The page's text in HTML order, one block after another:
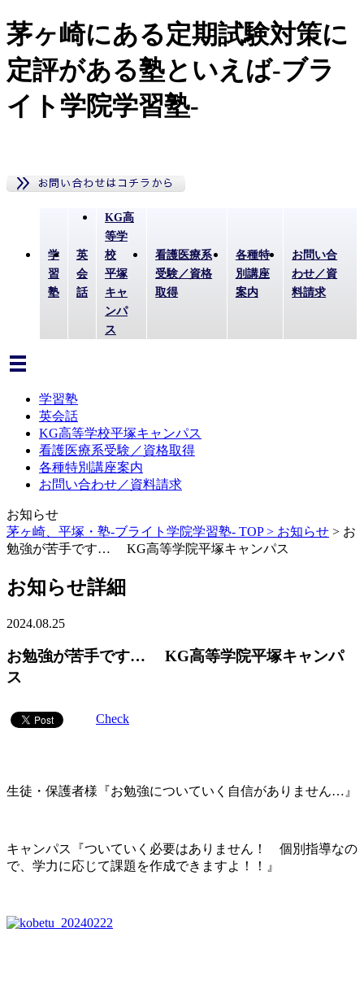
茅ヶ崎にある定期試験対策に
定評がある塾といえば-ブラ
イト学院学習塾-
学
習
塾
英
会
話
KG高
等学
校
平塚
キャ
ンパ
ス
看護医療系
受験／資格
取得
各種特
別講座
案内
お問い合
わせ／資
料請求
学習塾
英会話
KG高等学校平塚キャンパス
看護医療系受験／資格取得
各種特別講座案内
お問い合わせ／資料請求
お知らせ
茅ヶ崎、平塚・塾-ブライト学院学習塾- TOP > お知らせ > お
勉強が苦手です… KG高等学院平塚キャンパス
お知らせ詳細
2024.08.25
お勉強が苦手です… KG高等学院平塚キャンパ
ス
Check
生徒・保護者様『お勉強についていく自信がありません…』
キャンパス『ついていく必要はありません！ 個別指導なの
で、学力に応じて課題を作成できますよ！！』